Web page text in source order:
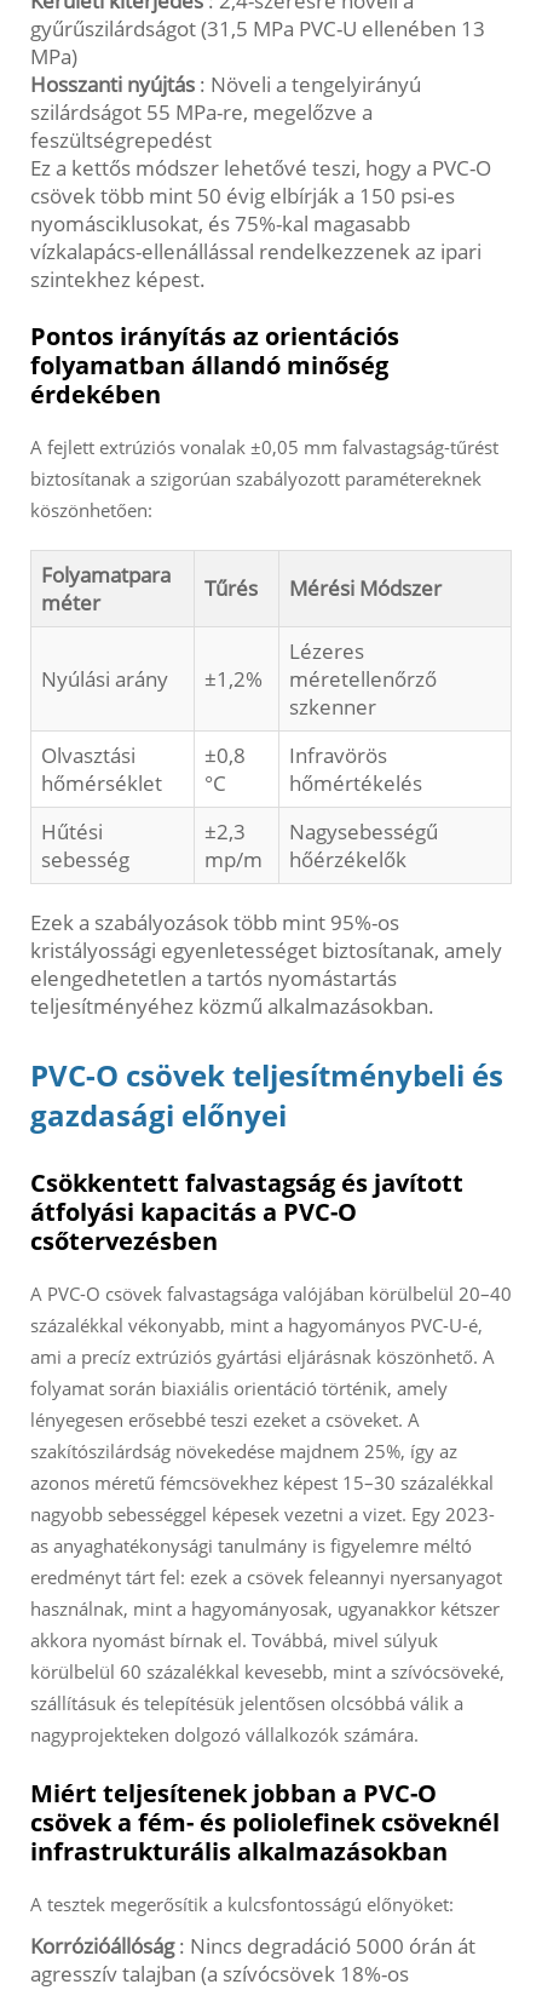
gyűrűszilárdságot (31,5 MPa PVC-U ellenében 13
MPa)
Hosszanti nyújtás : Növeli a tengelyirányú
szilárdságot 55 MPa-re, megelőzve a
feszültségrepedést
Ez a kettős módszer lehetővé teszi, hogy a PVC-O
csövek több mint 50 évig elbírják a 150 psi-es
nyomásciklusokat, és 75%-kal magasabb
vízkalapács-ellenállással rendelkezzenek az ipari
szintekhez képest.
Pontos irányítás az orientációs
folyamatban állandó minőség
érdekében
A fejlett extrúziós vonalak ±0,05 mm falvastagság-tűrést
biztosítanak a szigorúan szabályozott paramétereknek
köszönhetően:
Folyamatpara
méter
Tűrés Mérési Módszer
Nyúlási arány ±1,2%
Lézeres
méretellenőrző
szkenner
Olvasztási
hőmérséklet
±0,8
°C
Infravörös
hőmértékelés
Hűtési
sebesség
±2,3
mp/m
Nagysebességű
hőérzékelők
Ezek a szabályozások több mint 95%-os
kristályossági egyenletességet biztosítanak, amely
elengedhetetlen a tartós nyomástartás
teljesítményéhez közmű alkalmazásokban.
PVC-O csövek teljesítménybeli és
gazdasági előnyei
Csökkentett falvastagság és javított
átfolyási kapacitás a PVC-O
csőtervezésben
A PVC-O csövek falvastagsága valójában körülbelül 20–40
százalékkal vékonyabb, mint a hagyományos PVC-U-é,
ami a precíz extrúziós gyártási eljárásnak köszönhető. A
folyamat során biaxiális orientáció történik, amely
lényegesen erősebbé teszi ezeket a csöveket. A
szakítószilárdság növekedése majdnem 25%, így az
azonos méretű fémcsövekhez képest 15–30 százalékkal
nagyobb sebességgel képesek vezetni a vizet. Egy 2023-
as anyaghatékonysági tanulmány is figyelemre méltó
eredményt tárt fel: ezek a csövek feleannyi nyersanyagot
használnak, mint a hagyományosak, ugyanakkor kétszer
akkora nyomást bírnak el. Továbbá, mivel súlyuk
körülbelül 60 százalékkal kevesebb, mint a szívócsöveké,
szállításuk és telepítésük jelentősen olcsóbbá válik a
nagyprojekteken dolgozó vállalkozók számára.
Miért teljesítenek jobban a PVC-O
csövek a fém- és poliolefinek csöveknél
infrastrukturális alkalmazásokban
A tesztek megerősítik a kulcsfontosságú előnyöket:
Korrózióállóság: Nincs degradáció 5000 órán át
agresszív talajban (a szívócsövek 18%-os